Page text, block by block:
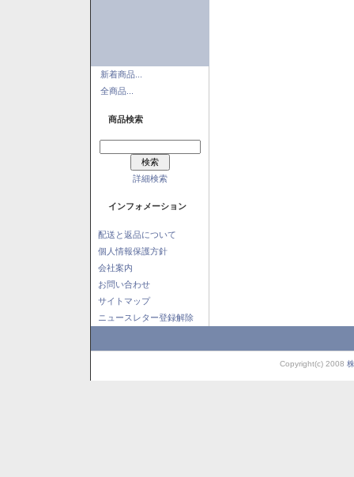
新着商品...
全商品...
商品検索
詳細検索
インフォメーション
配送と返品について
個人情報保護方針
会社案内
お問い合わせ
サイトマップ
ニュースレター登録解除
Copyright(c) 2008